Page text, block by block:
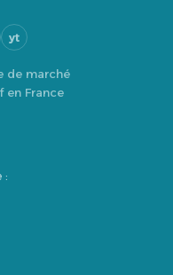
yt
de marché
en France
: